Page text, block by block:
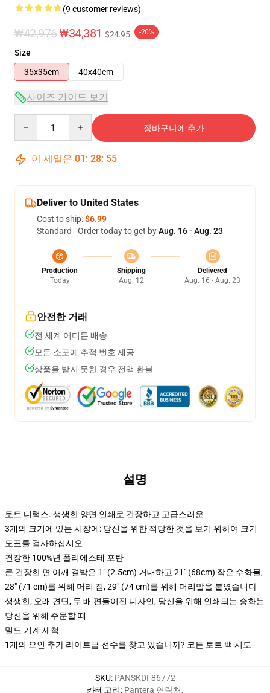
(9 customer reviews)
₩42,976₩34,381 $24.95 -20%
Size
35x35cm
40x40cm
사이즈 가이드 보기
장바구니에 추가
이 세일은 01 : 28: 54
Deliver to United States
Cost to ship:$6.99
Standard - Order today to get byAug. 16 - Aug. 23
Production
Today
Shipping
Aug. 12
Delivered
Aug. 16 - Aug. 23
안전한 거래
전 세계 어디든 배송
모든 소포에 추적 번호 제공
상품을 받지 못한 경우 전액 환불
설명
토트 디럭스. 생생한 양면 인쇄로 건장하고 고급스러운
3개의 크기에 있는 시장에: 당신을 위한 적당한 것을 보기 위하여 크기
도표를 검사하십시오
건장한 100%년 폴리에스테 포탄
큰 건장한 면 어깨 결박은 1" (2.5cm) 거대하고 21" (68cm) 작은 수화물,
28" (71 cm)를 위해 머리 짐, 29" (74 cm)를 위해 머리말을 붙였습니다
생생한, 오래 견딘, 두 배 편들어진 디자인, 당신을 위해 인쇄되는 승화는
당신을 위해 주문할 때
밀드 기계 세척
1개의 요인 추가 라이트급 선수를 찾고 있습니까? 코튼 토트 백 시도
SKU: PANSKDI-86772
카테고리: Pantera 연락처,